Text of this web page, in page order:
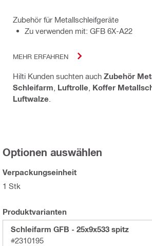
Zubehör für Metallschleifgeräte
Zu verwenden mit: GFB 6X-A22
MEHR ERFAHREN
Hilti Kunden suchten auch Zubehör
Schleifarm Luftrolle Koffer
Luftwalze
Optionen auswählen
Verpackungseinheit
1 Stk
Produktvarianten
Schleifarm GFB - 25x9x533 spitz
#2310195